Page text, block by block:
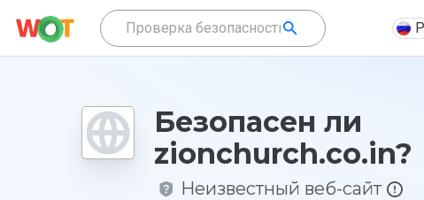
Безопасен ли
zionchurch.co.in?
Неизвестный веб-сайт